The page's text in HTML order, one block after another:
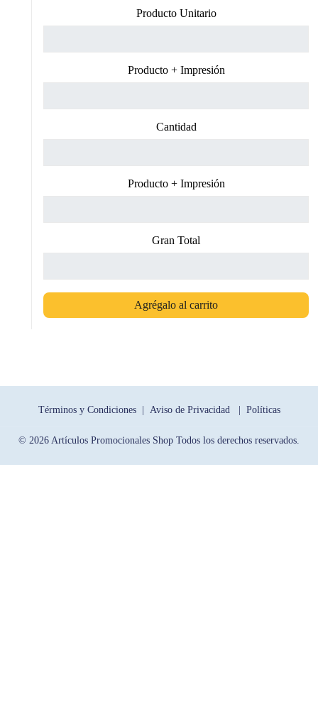
Producto Unitario
Producto + Impresión
Cantidad
Producto + Impresión
Gran Total
Agrégalo al carrito
Términos y Condiciones | Aviso de Privacidad | Políticas
© 2026 Artículos Promocionales Shop Todos los derechos reservados.